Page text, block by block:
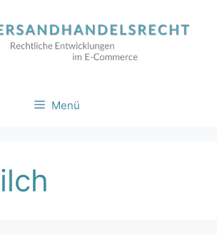
Menü